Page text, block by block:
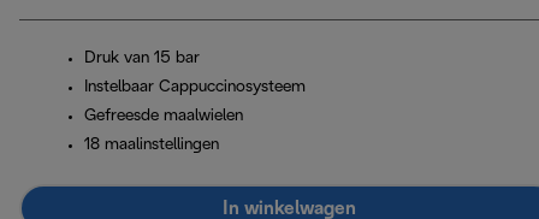
Druk van 15 bar
Instelbaar Cappuccinosysteem
Gefreesde maalwielen
18 maalinstellingen
In winkelwagen